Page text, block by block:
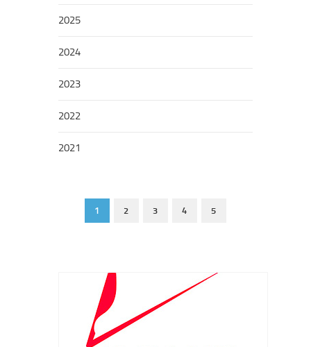
2025
2024
2023
2022
2021
1 2 3 4 5